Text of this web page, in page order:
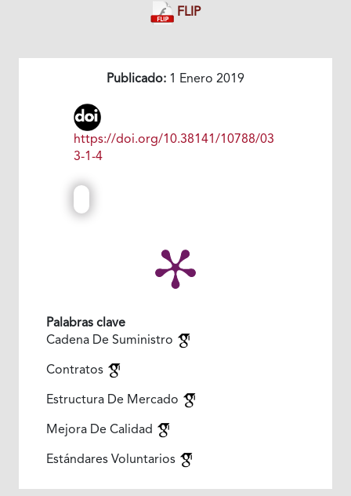
FLIP
Publicado: 1 Enero 2019
https://doi.org/10.38141/10788/03
3-1-4
Palabras clave
Cadena De Suministro
Contratos
Estructura De Mercado
Mejora De Calidad
Estándares Voluntarios